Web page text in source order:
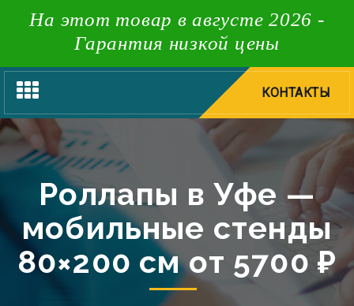
На этот товар в августе 2026 -
Гарантия низкой цены
Toggle
navigation
КОНТАКТЫ
Роллапы в Уфе —
мобильные стенды
80×200 см от 5700 ₽